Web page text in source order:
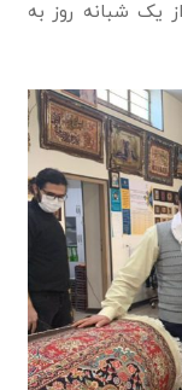
شبانه روز به